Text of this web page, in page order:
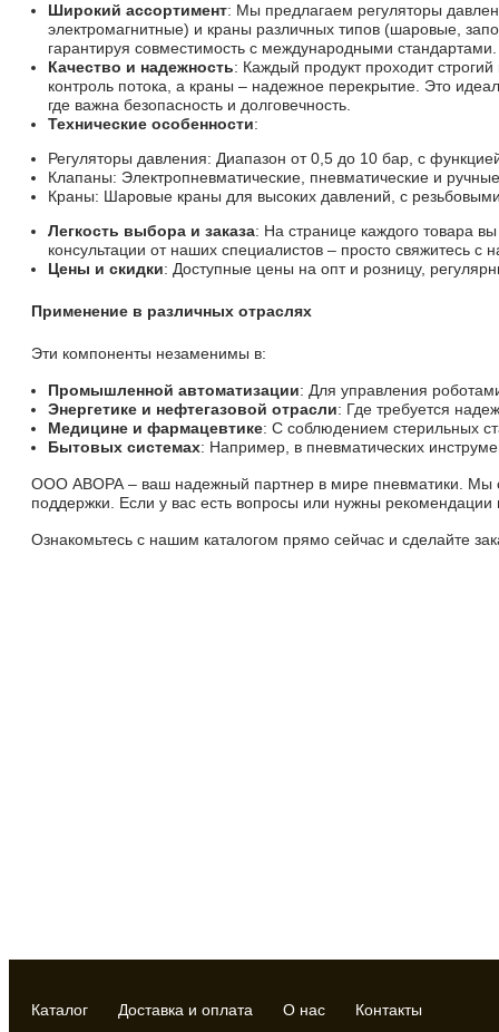
Широкий ассортимент: Мы предлагаем регуляторы
электромагнитные) и краны различных типов (шаровые,
гарантируя совместимость с международными стандартами.
Качество и надежность: Каждый продукт проходит
контроль потока, а краны – надежное перекрытие. Это
где важна безопасность и долговечность.
Технические особенности:
Регуляторы давления: Диапазон от 0,5 до 10 бар, с
Клапаны: Электропневматические, пневматические и
Краны: Шаровые краны для высоких давлений, с
Легкость выбора и заказа: На странице каждого товара
консультации от наших специалистов – просто свяжитесь
Цены и скидки: Доступные цены на опт и розницу,
Применение в различных отраслях
Эти компоненты незаменимы в:
Промышленной автоматизации: Для управления
Энергетике и нефтегазовой отрасли: Где требуется
Медицине и фармацевтике: С соблюдением стерильных
Бытовых системах: Например, в пневматических
ООО АВОРА – ваш надежный партнер в мире пневматики. Мы
поддержки. Если у вас есть вопросы или нужны
Ознакомьтесь с нашим каталогом прямо сейчас и сделайте
Каталог Доставка и оплата О нас Контакты